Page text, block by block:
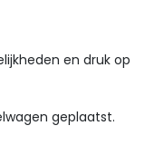
en druk op
geplaatst.